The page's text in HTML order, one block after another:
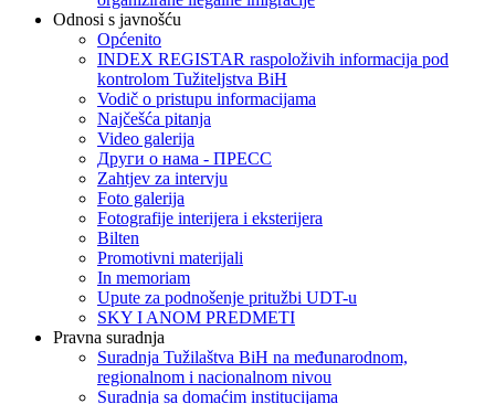
Odnosi s javnošću
Općenito
INDEX REGISTAR raspoloživih informacija pod
kontrolom Tužiteljstva BiH
Vodič o pristupu informacijama
Najčešća pitanja
Video galerija
Други о нама - ПРЕСC
Zahtjev za intervju
Foto galerija
Fotografije interijera i eksterijera
Bilten
Promotivni materijali
In memoriam
Upute za podnošenje pritužbi UDT-u
SKY I ANOM PREDMETI
Pravna suradnja
Suradnja Tužilaštva BiH na međunarodnom,
regionalnom i nacionalnom nivou
Suradnja sa domaćim institucijama